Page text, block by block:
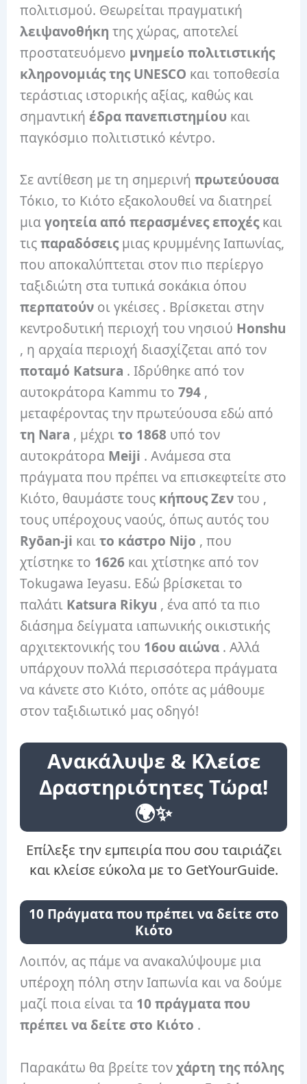
πολιτισμού. Θεωρείται πραγματική
λειψανοθήκη της χώρας, αποτελεί
προστατευόμενο μνημείο πολιτιστικής
κληρονομιάς της UNESCO και τοποθεσία
τεράστιας ιστορικής αξίας, καθώς και
σημαντικήέδρα πανεπιστημίου και
παγκόσμιο πολιτιστικό κέντρο.
Σε αντίθεση με τη σημερινήπρωτεύουσα
Τόκιο, το Κιότο εξακολουθεί να διατηρεί
μιαγοητεία από περασμένες εποχέςκαι
τιςπαραδόσειςμιας κρυμμένης Ιαπωνίας,
που αποκαλύπτεται στον πιο περίεργο
ταξιδιώτη στα τυπικά σοκάκια όπου
περπατούν οι γκέισες . Βρίσκεται στην
κεντροδυτική περιοχή του νησιού Honshu
, η αρχαία περιοχή διασχίζεται από τον
ποταμό Katsura . Ιδρύθηκε από τον
αυτοκράτορα Kammu το794 ,
μεταφέροντας την πρωτεύουσα εδώ από
τη Nara , μέχριτο 1868 υπό τον
αυτοκράτορα Meiji . Ανάμεσα στα
πράγματα που πρέπει να επισκεφτείτε στο
Κιότο, θαυμάστε τους κήπους Ζεντου ,
τους υπέροχους ναούς, όπως αυτός του
Ryōan-ji καιτο κάστρο Nijo , που
χτίστηκε το 1626 και χτίστηκε από τον
Tokugawa Ieyasu. Εδώ βρίσκεται το
παλάτι Katsura Rikyu , ένα από τα πιο
διάσημα δείγματα ιαπωνικής οικιστικής
αρχιτεκτονικής του 16ου αιώνα . Αλλά
υπάρχουν πολλά περισσότερα πράγματα
να κάνετε στο Κιότο, οπότε ας μάθουμε
στον ταξιδιωτικό μας οδηγό!
Ανακάλυψε & Κλείσε
Δραστηριότητες Τώρα!
🌍✨
Επίλεξε την εμπειρία που σου ταιριάζει
και κλείσε εύκολα με το GetYourGuide.
10 Πράγματα που πρέπει να δείτε στο
Κιότο
Λοιπόν, ας πάμε να ανακαλύψουμε μια
υπέροχη πόλη στην Ιαπωνία και να δούμε
μαζί ποια είναι τα 10 πράγματα που
πρέπει να δείτε στο Κιότο .
Παρακάτω θα βρείτε τονχάρτη της πόλης